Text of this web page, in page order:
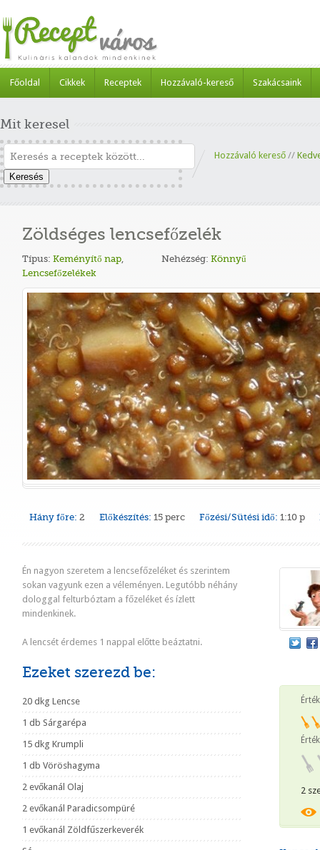
Főoldal Cikkek Receptek Hozzávaló-kereső Szakácsaink
Mit keresel
Keresés
Hozzávaló kereső //
Zöldséges lencsefőzelék
Típus: Keményítő nap,
Lencsefőzelékek
Nehézség: Könnyű
Hány főre: 2 Előkészítés: 15 perc Főzési/Sütési idő: 1:10 p
Én nagyon szeretem a lencsefőzeléket és szerintem
sokan vagyunk ezen a véleményen. Legutóbb néhány
dologgal felturbóztam a főzeléket és ízlett
mindenkinek.
A lencsét érdemes 1 nappal előtte beáztatni.
Ezeket szerezd be:
20 dkg Lencse
1 db Sárgarépa
15 dkg Krumpli
1 db Vöröshagyma
2 evőkanál Olaj
2 evőkanál Paradicsompüré
1 evőkanál Zöldfűszerkeverék
2